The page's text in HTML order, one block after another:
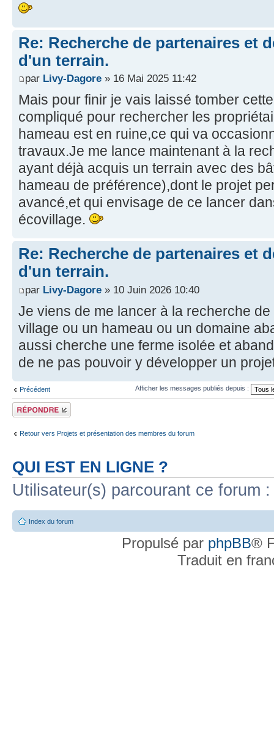
Re: Recherche de partenaires et
d'un terrain.
par Livy-Dagore » 16 Mai 2025 11:42
Mais pour finir je vais laissé tomber
compliqué pour rechercher les
hameau est en ruine,ce qui va
travaux.Je me lance maintenant à la
ayant déjà acquis un terrain avec des
hameau de préférence),dont le projet
avancé,et qui envisage de ce lancer
écovillage.
Re: Recherche de partenaires et
d'un terrain.
par Livy-Dagore » 10 Juin 2026 10:40
Je viens de me lancer à la recherche
village ou un hameau ou un domaine
aussi cherche une ferme isolée et
de ne pas pouvoir y développer un
Précédent Afficher les messages publiés depuis :
Publier une
réponse
Retour vers Projets et présentation des membres du forum
QUI EST EN LIGNE ?
Utilisateur(s) parcourant ce forum
Index du forum
Propulsé par phpBB®
Traduit en